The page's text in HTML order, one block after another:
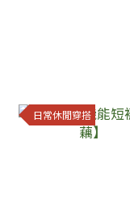
日常休閒穿搭